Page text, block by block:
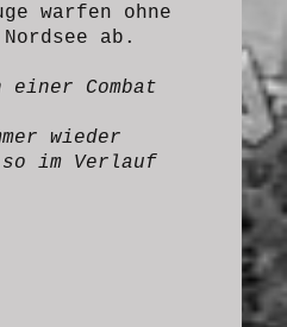
warfen ohne
ab.
einer Combat
wieder
im Verlauf